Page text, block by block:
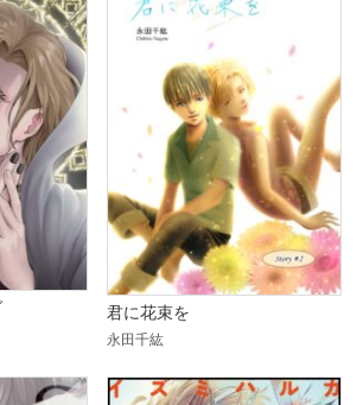
君に花束を
永田千紘